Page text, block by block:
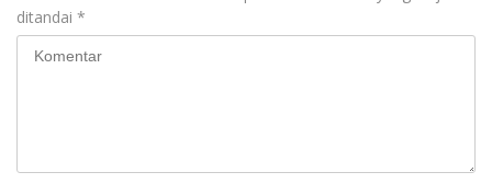
ditandai *